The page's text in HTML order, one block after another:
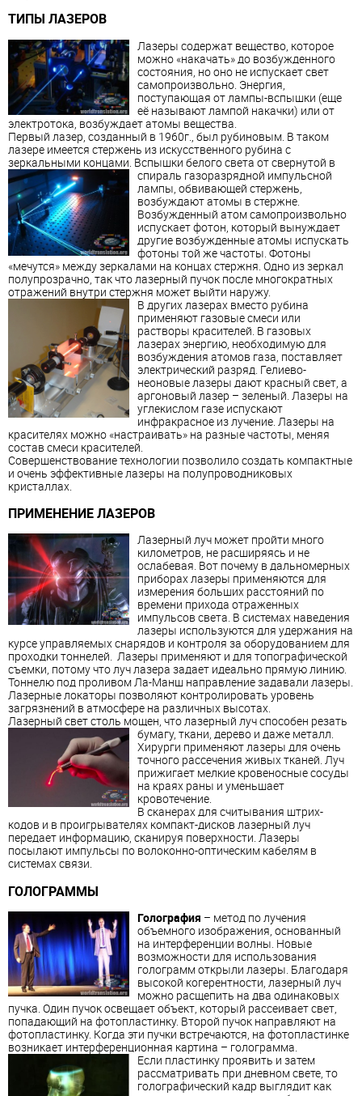
ТИПЫ ЛАЗЕРОВ
Лазеры содержат вещество, которое
можно «накачать» до возбужденного
состояния, но оно не испускает свет
самопроизвольно. Энергия,
поступающая от лампы-вспышки (еще
её называют лампой накачки) или от
электротока, возбуждает атомы вещества.
Первый лазер, созданный в 1960г., был рубиновым. В таком
лазере имеется стержень из искусственного рубина с
зеркальными концами. Вспышки белого света от свернутой в
спираль газоразрядной импульсной
лампы, обвивающей стержень,
возбуждают атомы в стержне.
Возбужденный атом самопроизвольно
испускает фотон, который вынуждает
другие возбужденные атомы испускать
фотоны той же частоты. Фотоны
«мечутся» между зеркалами на концах стержня. Одно из зеркал
полупрозрачно, так что лазерный пучок после многократных
отражений внутри стержня может выйти наружу.
В других лазерах вместо рубина
применяют газовые смеси или
растворы красителей. В газовых
лазерах энергию, необходимую для
возбуждения атомов газа, поставляет
электрический разряд. Гелиево-
неоновые лазеры дают красный свет, а
аргоновый лазер – зеленый. Лазеры на
углекислом газе испускают
инфракрасное из лучение. Лазеры на
красителях можно «настраивать» на разные частоты, меняя
состав смеси красителей.
Совершенствование технологии позволило создать компактные
и очень эффективные лазеры на полупроводниковых
кристаллах.
ПРИМЕНЕНИЕ ЛАЗЕРОВ
Лазерный луч может пройти много
километров, не расширяясь и не
ослабевая. Вот почему в дальномерных
приборах лазеры применяются для
измерения больших расстояний по
времени прихода отраженных
импульсов света. В системах наведения
лазеры используются для удержания на
курсе управляемых снарядов и контроля за оборудованием для
проходки тоннелей. Лазеры применяют и для топографической
съемки, потому что луч лазера задает идеально прямую линию.
Тоннелю под проливом Ла-Манш направление задавали лазеры.
Лазерные локаторы позволяют контролировать уровень
загрязнений в атмосфере на различных высотах.
Лазерный свет столь мощен, что лазерный луч способен резать
бумагу, ткани, дерево и даже металл.
Хирурги применяют лазеры для очень
точного рассечения живых тканей. Луч
прижигает мелкие кровеносные сосуды
на краях раны и уменьшает
кровотечение.
В сканерах для считывания штрих-
кодов и в проигрывателях компакт-дисков лазерный луч
передает информацию, сканируя поверхности. Лазеры
посылают импульсы по волоконно-оптическим кабелям в
системах связи.
ГОЛОГРАММЫ
Голография – метод по лучения
объемного изображения, основанный
на интерференции волны. Новые
возможности для использования
голограмм открыли лазеры. Благодаря
высокой когерентности, лазерный луч
можно расщепить на два одинаковых
пучка. Один пучок освещает объект, который рассеивает свет,
попадающий на фотопластинку. Второй пучок направляют на
фотопластинку. Когда эти пучки встречаются, на фотопластинке
возникает интерференционная картина – голограмма.
Если пластинку проявить и затем
рассматривать при дневном свете, то
голографический кадр выглядит как